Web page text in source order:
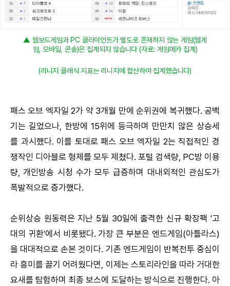
▲ 웹보드게임과 PC 클라이언트가 별도로 존재하지 않는 게임(웹게
임, 모바일, 콘솔)은 집계되지 않습니다 (자료: 게임메카 집계)
(리니지 클래식 지표는 리니지에 합산하여 집계했습니다)
패스 오브 엑자일 2가 약 3개월 만에 순위권에 복귀했다. 공백
기는 길었으나, 한방에 15위에 등극하며 만만치 않은 상승세
를 과시했다. 이를 토대로 패스 오브 엑자일 2는 직접적인 경
쟁작인 디아블로 형제를 모두 제쳤다. 포털 검색량, PC방 이용
량, 개인방송 시청 수가 모두 급증하며 대내외적인 관심도가
폭발적으로 증가했다.
순위상승 원동력은 지난 5월 30일에 출격한 신규 확장팩 '고
대의 귀환'에서 비롯됐다. 가장 큰 부분은 엔드게임(아틀라스)
을 대대적으로 손본 것이다. 기존 엔드게임이 반복전투 중심이
라 흥미를 끌기 어려웠다면, 이제는 스토리라인을 따라 거대한
요새를 탐험하며 최종 보스에 도달하는 방식으로 진행한다. 아